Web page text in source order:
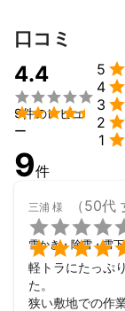
口コミ
4.4


9件のレビュ
ー
5 
4 
3 
2 
1 
9件
三浦 様 （50代
雪かき・除雪・雪
軽トラにたっぷ
た。
狭い敷地での作